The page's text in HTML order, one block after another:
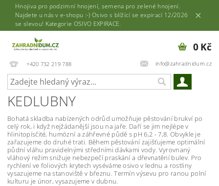
Hnojiva pro podzimní hnojení, semena pro zelené hnojení.
Najdete u nás v e-shopu :-) Osivo s blížící se expirací 12/2026
se slevou! Kategorie OSIVO EXPIRACE.
+420 732 219 788 info@zahradnidum.cz
0 Kč
KEDLUBNY
Bohatá skladba nabízených odrůd umožňuje pěstování brukví po
celý rok, i když nejžádanější jsou na jaře. Daří se jim nejlépe v
hlinitopísčité, humózní a záhřevné půdě s pH 6,2 - 7,8. Obvykle je
zařazujeme do druhé trati. Během pěstování zajišťujeme optimální
půdní vláhu pravidelnými středními dávkami vody. Vyrovnaný
vláhový režim snižuje nebezpečí praskání a dřevnatění bulev. Pro
rychlení ve foliových krytech vyséváme osivo v lednu a rostliny
vysazujeme na stanoviště v březnu. Termín výsevu pro ranou polní
kulturu je únor, vysazujeme v dubnu.